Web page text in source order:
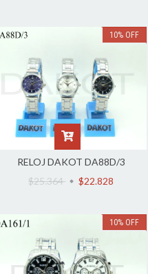
10% OFF
RELOJ DAKOT DA88D/3
$25.364
$22.828
10% OFF